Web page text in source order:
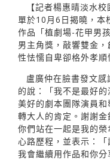
【記者楊惠晴淡水
單於10月6日揭曉，本
作品「植劇場-花甲男
男主角獎，敲響雙金
性怯懦自卑卻格外孝順
盧廣仲在臉書發文
的說：「我不是最好
美好的劇本團隊演員
轉大人的肯定。謝謝
你們站在一起是我的
心路歷程，並表示：
我會繼續用作品和你分